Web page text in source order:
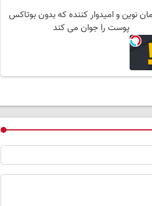
نوین و امیدوار کننده که بدون بوتاکس
پوست را جوان می کند